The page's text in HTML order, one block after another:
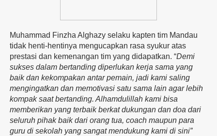
Muhammad Finzha Alghazy selaku kapten tim Mandau
tidak henti-hentinya mengucapkan rasa syukur atas
prestasi dan kemenangan tim yang didapatkan. “Demi
sukses dalam bertanding diperlukan kerja sama yang
baik dan kekompakan antar pemain, jadi kami saling
mengingatkan dan memotivasi satu sama lain agar lebih
kompak saat bertanding. Alhamdulillah kami bisa
memberikan yang terbaik berkat dukungan dan doa dari
seluruh pihak baik dari orang tua, coach maupun para
guru di sekolah yang sangat mendukung kami di sini”